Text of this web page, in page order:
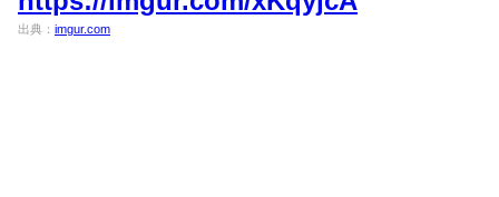
出典： imgur.com